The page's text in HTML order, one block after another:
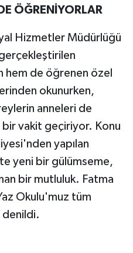
ÖĞRENİYORLAR
Hizmetler Müdürlüğü
hem de öğrenen özel
okunurken,
anneleri de
vakit geçiriyor. Konu
yapılan
yeni bir gülümseme,
bir mutluluk. Fatma
Okulu'muz tüm
denildi.